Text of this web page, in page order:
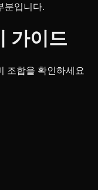
분입니다.
가이드
조합을 확인하세요